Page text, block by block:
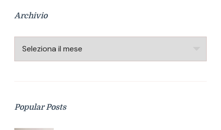
Archivio
Archivio
Popular Posts